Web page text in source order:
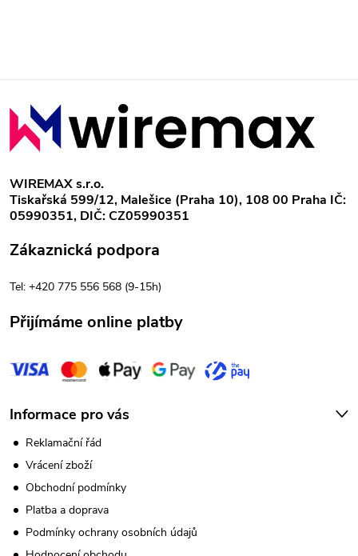
Z
á
p
a
WIREMAX s.r.o.
Tiskařská 599/12, Malešice (Praha 10), 108 00 Praha IČ:
05990351, DIČ: CZ05990351
Zákaznická podpora
Tel: +420 775 556 568 (9-15h)
Přijímáme online platby
Informace pro vás
Reklamační řád
Vrácení zboží
Obchodní podmínky
Platba a doprava
Podmínky ochrany osobních údajů